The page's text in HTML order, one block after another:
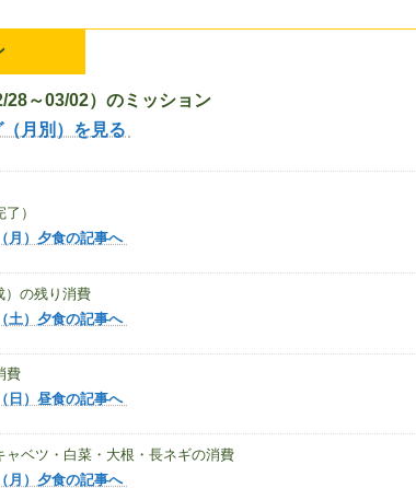
～03/02）のミッション
月別）を見る
）
月）夕食の記事へ
）の残り消費
土）夕食の記事へ
費
日）昼食の記事へ
ャベツ・白菜・大根・長ネギの消費
月）夕食の記事へ